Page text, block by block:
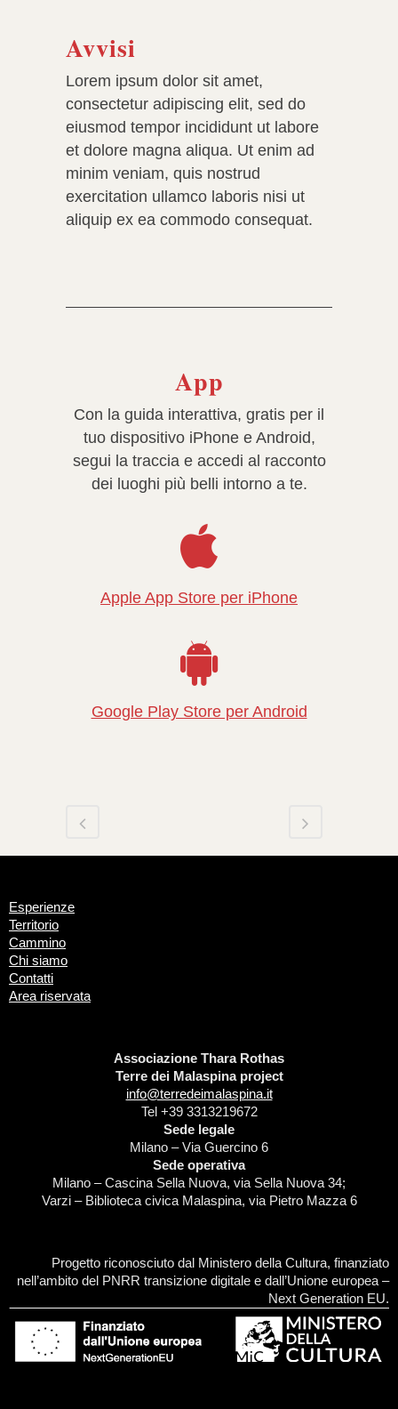
Avvisi
Lorem ipsum dolor sit amet,
consectetur adipiscing elit, sed do
eiusmod tempor incididunt ut labore
et dolore magna aliqua. Ut enim ad
minim veniam, quis nostrud
exercitation ullamco laboris nisi ut
aliquip ex ea commodo consequat.
App
Con la guida interattiva, gratis per il
tuo dispositivo iPhone e Android,
segui la traccia e accedi al racconto
dei luoghi più belli intorno a te.
Apple App Store per iPhone
Google Play Store per Android
Esperienze
Territorio
Cammino
Chi siamo
Contatti
Area riservata
Associazione Thara Rothas
Terre dei Malaspina project
info@terredeimalaspina.it
Tel +39 3313219672
Sede legale
Milano – Via Guercino 6
Sede operativa
Milano – Cascina Sella Nuova, via Sella Nuova 34;
Varzi – Biblioteca civica Malaspina, via Pietro Mazza 6
Progetto riconosciuto dal Ministero della Cultura, finanziato
nell’ambito del PNRR transizione digitale e dall’Unione europea –
Next Generation EU.